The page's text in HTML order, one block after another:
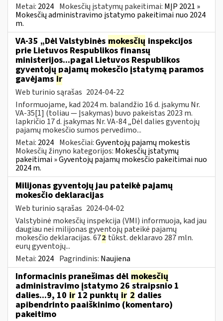
Metai: 2024 Mokesčių įstatymų pakeitimai: MĮP 2021 »
Mokesčių administravimo įstatymo pakeitimai nuo 2024
m.
VA-35 „Dėl Valstybinės mokesčių inspekcijos
prie Lietuvos Respublikos finansų
ministerijos...pagal Lietuvos Respublikos
gyventojų pajamų mokesčio įstatymą paramos
gavėjams ir
Web turinio sąrašas 2024-04-22
Informuojame, kad 2024 m. balandžio 16 d. įsakymu Nr.
VA-35[1] (toliau — Įsakymas) buvo pakeistas 2023 m.
lapkričio 17 d. įsakymas Nr. VA-84 „Dėl dalies gyventojų
pajamų mokesčio sumos pervedimo...
Metai: 2024 Mokesčiai:Gyventojų pajamų mokestis
Mokesčių žinyno kategorijos: Mokesčių įstatymų
pakeitimai » Gyventojų pajamų mokesčio pakeitimai nuo
2024 m.
Milijonas gyventojų jau pateikė pajamų
mokesčio deklaracijas
Web turinio sąrašas 2024-04-02
Valstybinė mokesčių inspekcija (VMI) informuoja, kad jau
daugiau nei milijonas gyventojų pateikė pajamų
mokesčio deklaracijas. 672 tūkst. deklaravo 287 mln.
eurų gyventojų...
Metai: 2024 Pagrindinis: Naujiena
Informacinis pranešimas dėl mokesčių
administravimo įstatymo 26 straipsnio 1
dalies...9, 10 ir 12 punktų ir 2 dalies
apibendrinto paaiškinimo (komentaro)
pakeitimo